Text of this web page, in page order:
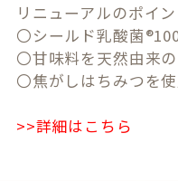
リニューアルのポイン
〇シールド乳酸菌
〇甘味料を天然由来
〇焦がしはちみつを
>>詳細はこちら